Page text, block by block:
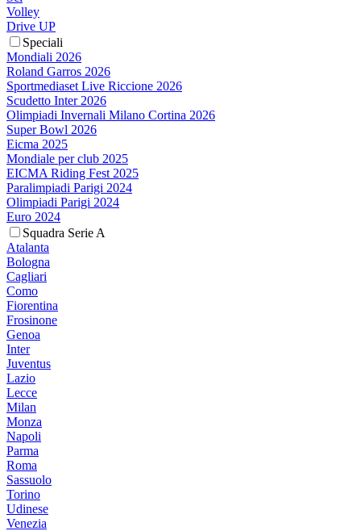
Volley
Drive UP
Speciali
Mondiali 2026
Roland Garros 2026
Sportmediaset Live Riccione 2026
Scudetto Inter 2026
Olimpiadi Invernali Milano Cortina 2026
Super Bowl 2026
Eicma 2025
Mondiale per club 2025
EICMA Riding Fest 2025
Paralimpiadi Parigi 2024
Olimpiadi Parigi 2024
Euro 2024
Squadra Serie A
Atalanta
Bologna
Cagliari
Como
Fiorentina
Frosinone
Genoa
Inter
Juventus
Lazio
Lecce
Milan
Monza
Napoli
Parma
Roma
Sassuolo
Torino
Udinese
Venezia